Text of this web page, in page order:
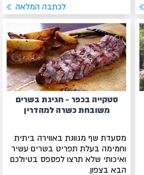
לכתבה המלאה
סטקייה בכפר - חגיגת בשרים
משובחת כשרה למהדרין
מסעדת שף מגוונת באווירה ביתית
וחמימה בעלת תפריט בשרים עשיר
ואיכותי שלא תרצו לפספס בטיולכם
הבא בצפון.